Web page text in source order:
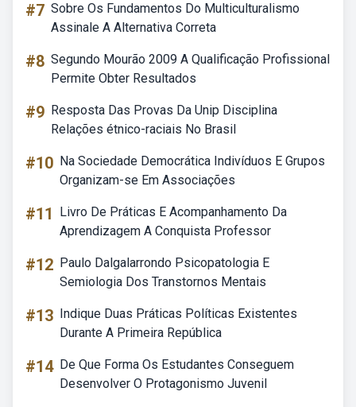
#7 Sobre Os Fundamentos Do Multiculturalismo
Assinale A Alternativa Correta
#8 Segundo Mourão 2009 A Qualificação Profissional
Permite Obter Resultados
#9 Resposta Das Provas Da Unip Disciplina
Relações étnico-raciais No Brasil
#10 Na Sociedade Democrática Indivíduos E Grupos
Organizam-se Em Associações
#11
Livro De Práticas E Acompanhamento Da
Aprendizagem A Conquista Professor
#12 Paulo Dalgalarrondo Psicopatologia E
Semiologia Dos Transtornos Mentais
#13 Indique Duas Práticas Políticas Existentes
Durante A Primeira República
#14 De Que Forma Os Estudantes Conseguem
Desenvolver O Protagonismo Juvenil